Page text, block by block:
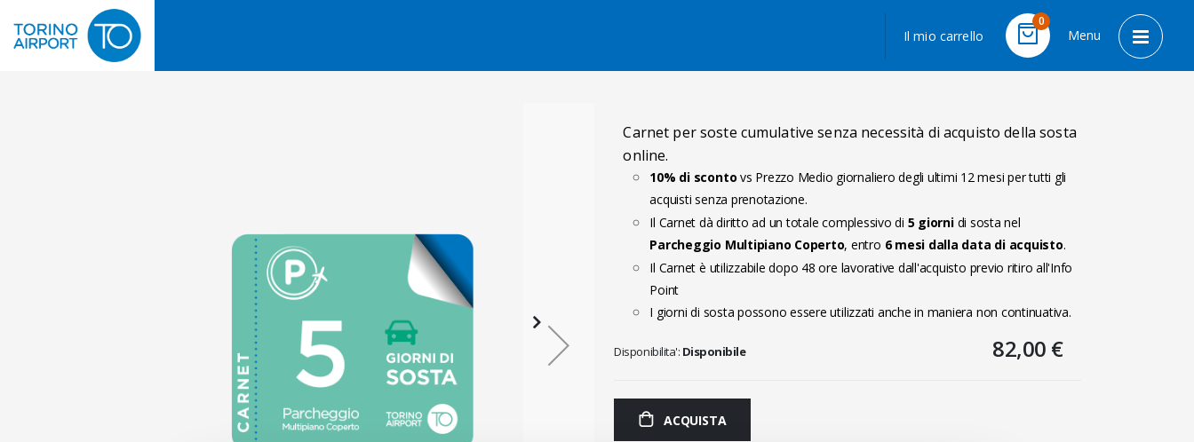
Menu
Cart
0
Il mio carrello
Carnet per soste cumulative senza necessità di acquisto della sosta
online.
10% di sconto vs Prezzo Medio giornaliero degli ultimi 12 mesi per tutti gli
acquisti senza prenotazione.
Il Carnet dà diritto ad un totale complessivo di 5 giornidi sosta nel
Parcheggio Multipiano Coperto, entro 6 mesi dalla data di acquisto.
Il Carnet è utilizzabile dopo 48 ore lavorative dall'acquisto previo ritiro all'Info
Point
I giorni di sosta possono essere utilizzati anche in maniera non continuativa.
82,00 €
Disponibilita': Disponibile
ACQUISTA